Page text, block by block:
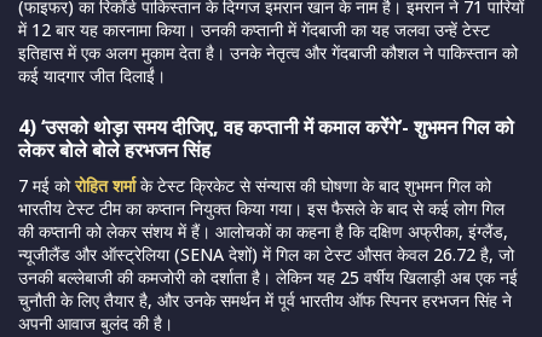
(फाइफर) का रिकॉर्ड पाकिस्तान के दिग्गज इमरान खान के नाम है। इमरान ने 71 पारियों
में 12 बार यह कारनामा किया। उनकी कप्तानी में गेंदबाजी का यह जलवा उन्हें टेस्ट
इतिहास में एक अलग मुकाम देता है। उनके नेतृत्व और गेंदबाजी कौशल ने पाकिस्तान को
कई यादगार जीत दिलाईं।
4) ‘उसको थोड़ा समय दीजिए, वह कप्तानी में कमाल करेंगे’- शुभमन गिल को
लेकर बोले बोले हरभजन सिंह
7 मई कोरोहित शर्माके टेस्ट क्रिकेट से संन्यास की घोषणा के बाद शुभमन गिल को
भारतीय टेस्ट टीम का कप्तान नियुक्त किया गया। इस फैसले के बाद से कई लोग गिल
की कप्तानी को लेकर संशय में हैं। आलोचकों का कहना है कि दक्षिण अफ्रीका, इंग्लैंड,
न्यूजीलैंड और ऑस्ट्रेलिया (SENA देशों) में गिल का टेस्ट औसत केवल 26.72 है, जो
उनकी बल्लेबाजी की कमजोरी को दर्शाता है। लेकिन यह 25 वर्षीय खिलाड़ी अब एक नई
चुनौती के लिए तैयार है, और उनके समर्थन में पूर्व भारतीय ऑफ स्पिनर हरभजन सिंह ने
अपनी आवाज बुलंद की है।